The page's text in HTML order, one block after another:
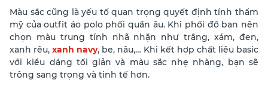
Màu sắc cũng là yếu tố quan trọng quyết định tính thẩm
mỹ của outfit áo polo phối quần âu. Khi phối đồ bạn nên
chọn màu trung tính nhã nhặn như trắng, xám, đen,
xanh rêu, xanh navy, be, nâu,… Khi kết hợp chất liệu basic
với kiểu dáng tối giản và màu sắc nhẹ nhàng, bạn sẽ
trông sang trọng và tinh tế hơn.